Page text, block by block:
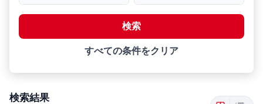
検索
すべての条件をクリア
検索結果